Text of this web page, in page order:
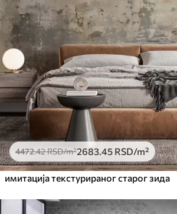
Премиум
5525.00 3315 RSD/m²
Премиум
6333.333800.00RSD/m²
Peel and Stick
8166.674900.00RSD/m²
4472.42RSD/m²2683 .45 RSD/m²
имитација текстурираног старог зида